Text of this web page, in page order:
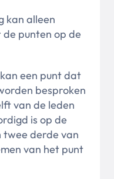
kan alleen
punten op de
een punt dat
besproken
van de leden
is op de
twee derde van
van het punt